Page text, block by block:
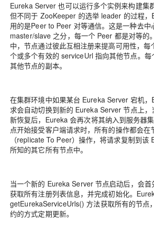
Eureka Server 也可以运行多个实例来构建集
但不同于 ZooKeeper 的选举 leader 的过程
用的是Peer to Peer 对等通信。这是一种去中
master/slave 之分，每一个 Peer 都是对等的
中，节点通过彼此互相注册来提高可用性，每
个或多个有效的 serviceUrl 指向其他节点。每
其他节点的副本。
在集群环境中如果某台 Eureka Server 宕机
求会自动切换到新的 Eureka Server 节点上
新恢复后，Eureka 会再次将其纳入到服务器
点开始接受客户端请求时，所有的操作都会在
（replicate To Peer）操作，将请求复制到该
所知的其它所有节点中。
当一个新的 Eureka Server 节点启动后，会
获取所有注册列表信息，并完成初始化。
getEurekaServiceUrls() 方法获取所有的节点
约的方式定期更新。